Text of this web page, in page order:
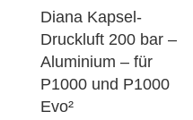
Diana Kapsel-
Druckluft 200 bar –
Aluminium – für
P1000 und P1000
Evo²